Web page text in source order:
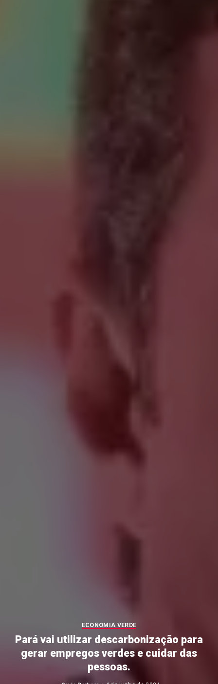
ECONOMIA VERDE
Pará vai utilizar descarbonização para
gerar empregos verdes e cuidar das
pessoas.